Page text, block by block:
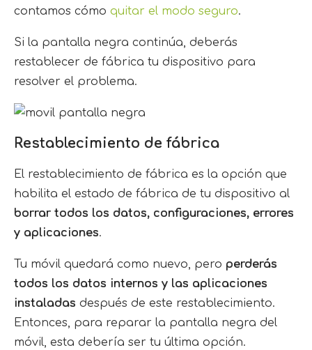
contamos cómo quitar el modo seguro.
Si la pantalla negra continúa, deberás
restablecer de fábrica tu dispositivo para
resolver el problema.
Restablecimiento de fábrica
El restablecimiento de fábrica es la opción que
habilita el estado de fábrica de tu dispositivo al
borrar todos los datos, configuraciones, errores
y aplicaciones.
Tu móvil quedará como nuevo, pero perderás
todos los datos internos y las aplicaciones
instaladas después de este restablecimiento.
Entonces, para reparar la pantalla negra del
móvil, esta debería ser tu última opción.